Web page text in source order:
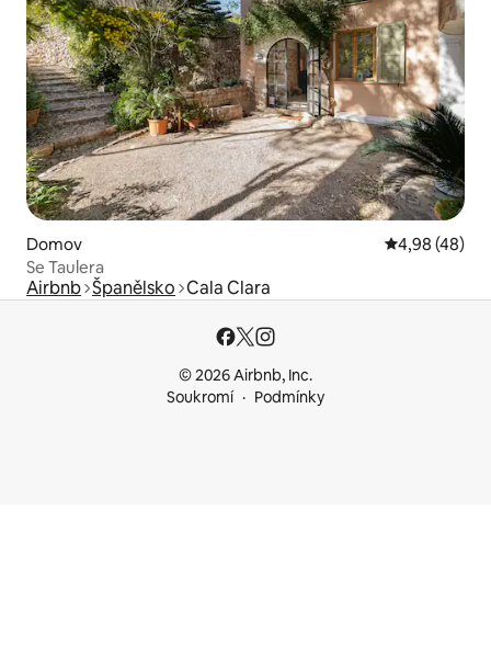
Domov Průměrné
4,98 (48)
Se Taulera
Airbnb Španělsko Cala Clara
© 2026 Airbnb, Inc.
Soukromí
Podmínky